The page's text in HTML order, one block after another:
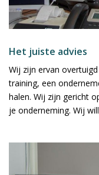
Het juiste advies
Wij zijn ervan
training, een
halen. Wij zijn gericht
je onderneming. Wij